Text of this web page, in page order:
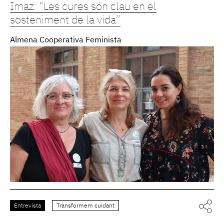
Imaz: “Les cures són clau en el
sosteniment de la vida”
Almena Cooperativa Feminista
Entrevista Transformem cuidant